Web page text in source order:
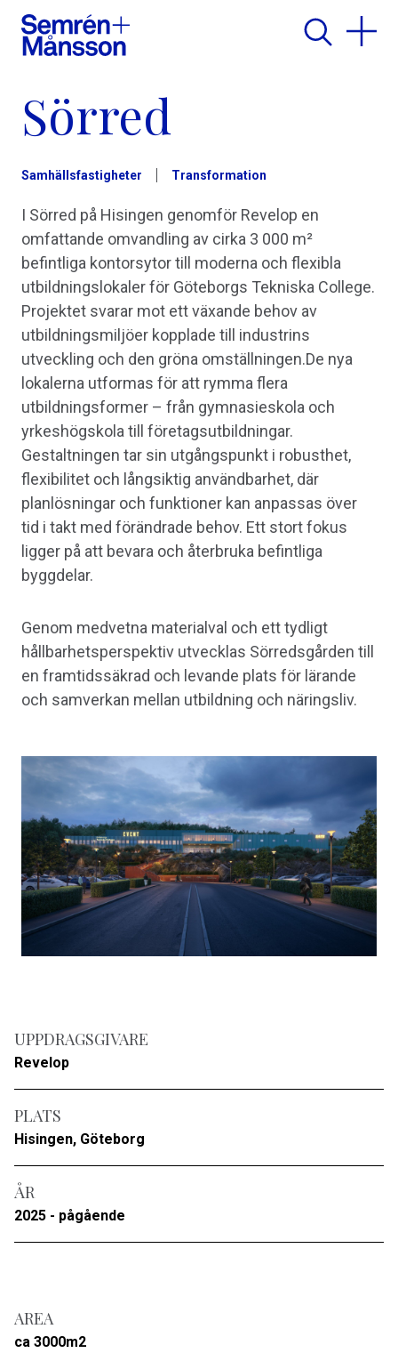
Sörred
Samhällsfastigheter Transformation
I Sörred på Hisingen genomför Revelop en
omfattande omvandling av cirka 3 000 m²
befintliga kontorsytor till moderna och flexibla
utbildningslokaler för Göteborgs Tekniska College.
Projektet svarar mot ett växande behov av
utbildningsmiljöer kopplade till industrins
utveckling och den gröna omställningen.De nya
lokalerna utformas för att rymma flera
utbildningsformer – från gymnasieskola och
yrkeshögskola till företagsutbildningar.
Gestaltningen tar sin utgångspunkt i robusthet,
flexibilitet och långsiktig användbarhet, där
planlösningar och funktioner kan anpassas över
tid i takt med förändrade behov. Ett stort fokus
ligger på att bevara och återbruka befintliga
byggdelar.
Genom medvetna materialval och ett tydligt
hållbarhetsperspektiv utvecklas Sörredsgården till
en framtidssäkrad och levande plats för lärande
och samverkan mellan utbildning och näringsliv.
UPPDRAGSGIVARE
Revelop
PLATS
Hisingen, Göteborg
ÅR
2025 - pågående
AREA
ca 3000m2